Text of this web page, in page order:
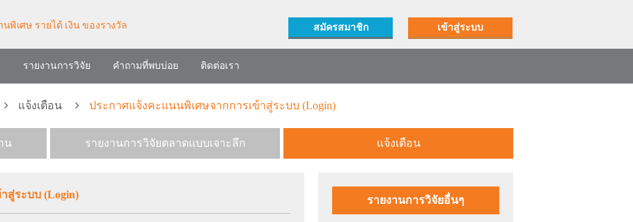
สมัครสมาชิก เข้าสู่ระบบ
รายงานการวิจัย คำถามที่พบบ่อย ติดต่อเรา
แจ้งเตือน ประกาศแจ้งคะแนนพิเศษจากการเข้าสู่ระบบ (Login)
น รายงานการวิจัยตลาดแบบเจาะลึก แจ้งเตือน
สู่ระบบ (Login) รายงานการวิจัยอื่นๆ